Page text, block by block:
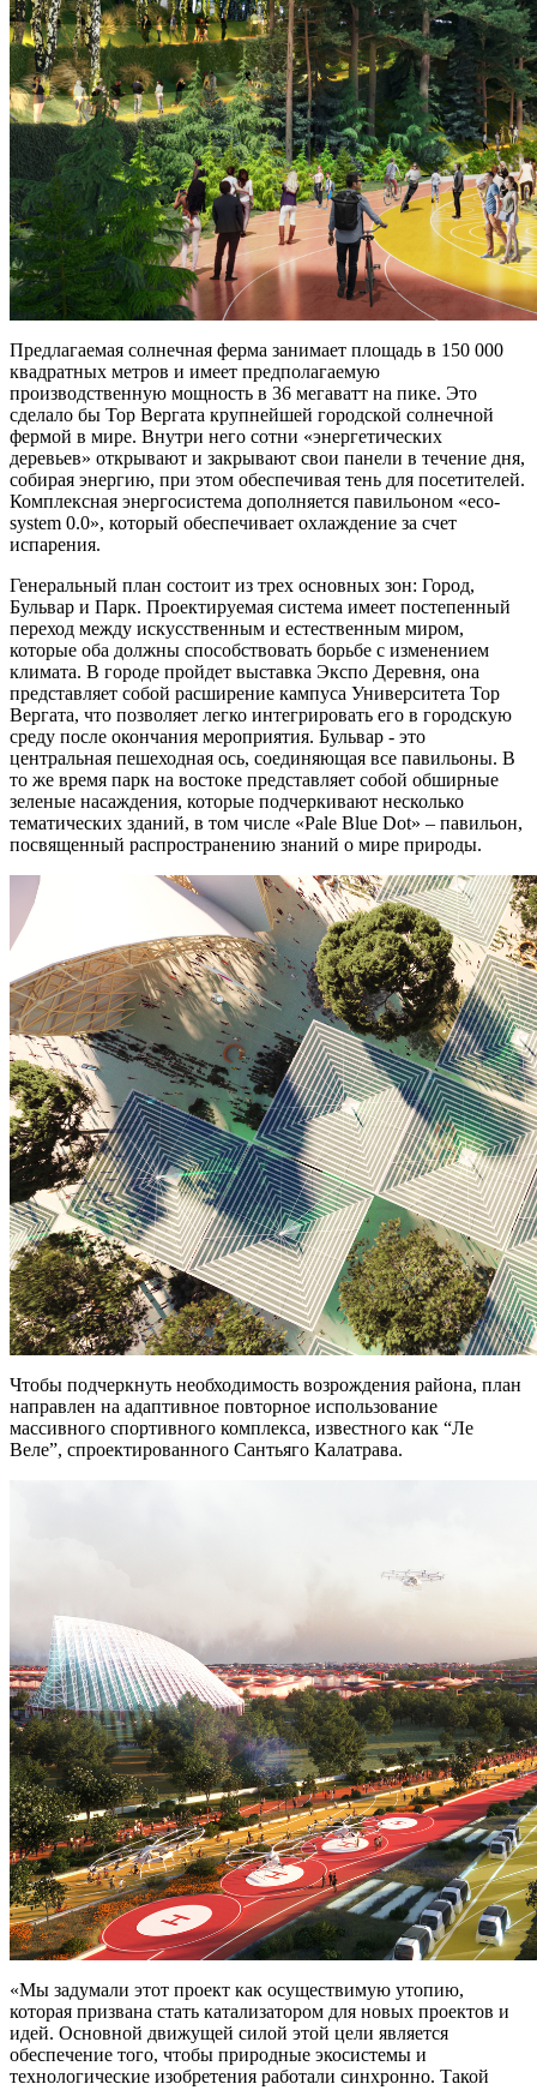
Предлагаемая солнечная ферма занимает площадь в 150 000
квадратных метров и имеет предполагаемую
производственную мощность в 36 мегаватт на пике. Это
сделало бы Тор Вергата крупнейшей городской солнечной
фермой в мире. Внутри него сотни «энергетических
деревьев» открывают и закрывают свои панели в течение дня,
собирая энергию, при этом обеспечивая тень для посетителей.
Комплексная энергосистема дополняется павильоном «eco-
system 0.0», который обеспечивает охлаждение за счет
испарения.
Генеральный план состоит из трех основных зон: Город,
Бульвар и Парк. Проектируемая система имеет постепенный
переход между искусственным и естественным миром,
которые оба должны способствовать борьбе с изменением
климата. В городе пройдет выставка Экспо Деревня, она
представляет собой расширение кампуса Университета Тор
Вергата, что позволяет легко интегрировать его в городскую
среду после окончания мероприятия. Бульвар - это
центральная пешеходная ось, соединяющая все павильоны. В
то же время парк на востоке представляет собой обширные
зеленые насаждения, которые подчеркивают несколько
тематических зданий, в том числе «Pale Blue Dot» – павильон,
посвященный распространению знаний о мире природы.
Чтобы подчеркнуть необходимость возрождения района, план
направлен на адаптивное повторное использование
массивного спортивного комплекса, известного как “Ле
Веле”, спроектированного Сантьяго Калатрава.
«Мы задумали этот проект как осуществимую утопию,
которая призвана стать катализатором для новых проектов и
идей. Основной движущей силой этой цели является
обеспечение того, чтобы природные экосистемы и
технологические изобретения работали синхронно. Такой